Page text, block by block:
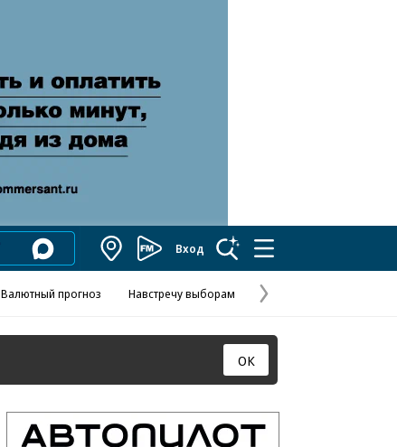
КоммерсантъВход
Валютный прогноз Навстречу выборам
Следующая
страница
ОК